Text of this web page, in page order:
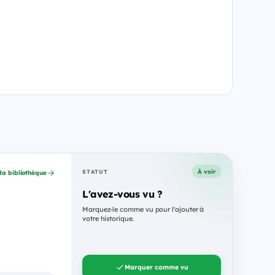
bibliothèque STATUT À voir
L'avez-vous vu ?
Marquez-le comme vu pour l'ajouter à
votre historique.
Marquer comme vu